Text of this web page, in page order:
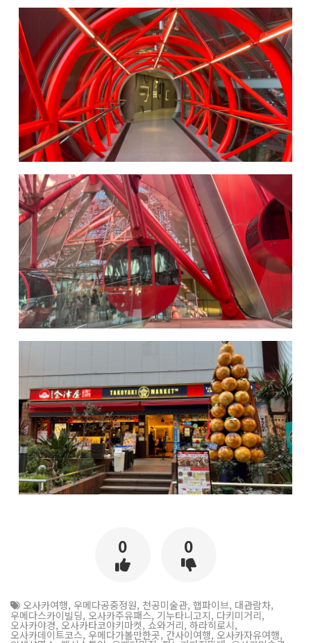
0 0
오사카여행, 우메다공중정원, 천공미술관, 햅파이브, 대관람차,
우메다스카이빌딩, 오사카주유패스, 기누타니고지, 다키미거리,
오사카야경, 오사카타코야키마켓, 쇼와거리, 하라히로시,
오사카데이트코스,우메다가볼만한곳, 간사이여행, 오사카자유여행,